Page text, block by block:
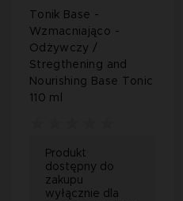
Tonik Base -
Wzmacniająco -
Odżywczy /
Stregthening and
Nourishing Base Tonic
110 ml
Produkt
dostępny do
zakupu
wyłącznie dla